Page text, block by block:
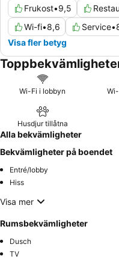
Frukost•9,5
Wi-fi•8,6 Service•
Visa fler betyg
Wi-Fi i lobbyn
Husdjur tillåtna
Alla bekvämligheter
Bekvämligheter på boendet
Entré/lobby
Hiss
Visa mer
Rumsbekvämligheter
Dusch
TV